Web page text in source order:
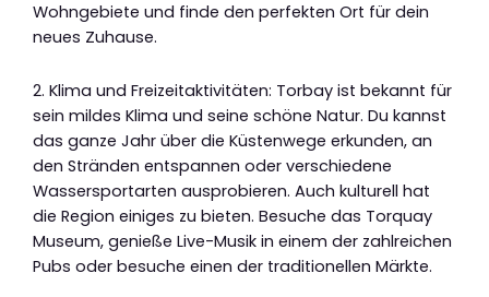
Wohngebiete und finde den perfekten Ort für dein
neues Zuhause.
2. Klima und Freizeitaktivitäten: Torbay ist bekannt für
sein mildes Klima und seine schöne Natur. Du kannst
das ganze Jahr über die Küstenwege erkunden, an
den Stränden entspannen oder verschiedene
Wassersportarten ausprobieren. Auch kulturell hat
die Region einiges zu bieten. Besuche das Torquay
Museum, genieße Live-Musik in einem der zahlreichen
Pubs oder besuche einen der traditionellen Märkte.